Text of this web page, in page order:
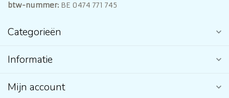
btw-nummer: BE 0474 771 745
Categorieën
Informatie
Mijn account